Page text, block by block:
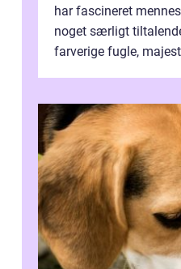
har fascineret
noget særligt
farverige fugle,